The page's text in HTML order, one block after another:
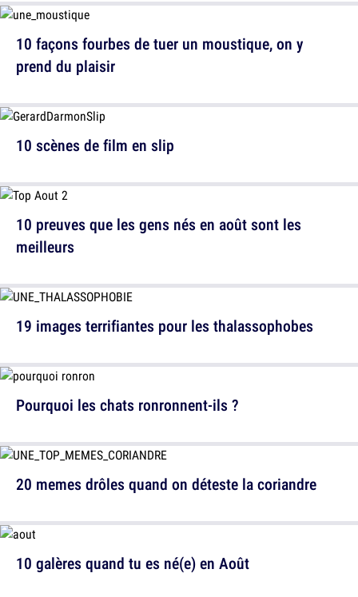
10 façons fourbes de tuer un moustique, on y
prend du plaisir
10 preuves que les gens nés en août sont les
meilleurs
Pourquoi les chats ronronnent-ils ?
10 galères quand tu es né(e) en Août
10 scènes de film en slip
19 images terrifiantes pour les thalassophobes
20 memes drôles quand on déteste la coriandre